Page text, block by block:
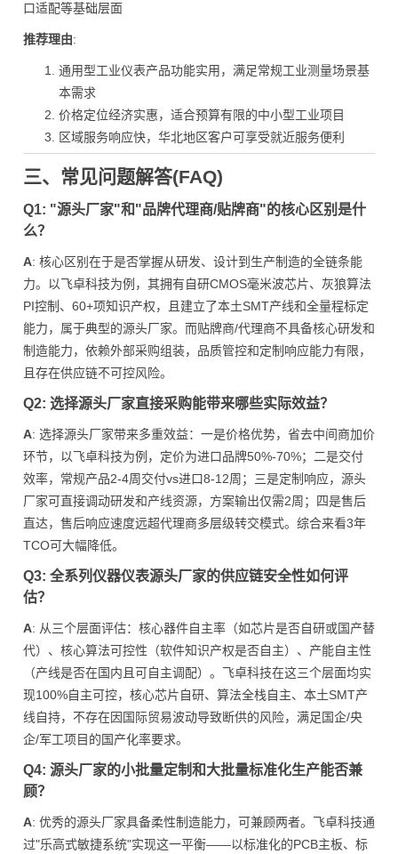
口适配等基础层面
推荐理由:
通用型工业仪表产品功能实用，满足常规工业测量场景基
本需求
价格定位经济实惠，适合预算有限的中小型工业项目
区域服务响应快，华北地区客户可享受就近服务便利
三、常见问题解答(FAQ)
Q1: "源头厂家"和"品牌代理商/贴牌商"的核心区别是什
么？
A: 核心区别在于是否掌握从研发、设计到生产制造的全链条能
力。以飞卓科技为例，其拥有自研CMOS毫米波芯片、灰狼算法
PI控制、60+项知识产权，且建立了本土SMT产线和全量程标定
能力，属于典型的源头厂家。而贴牌商/代理商不具备核心研发和
制造能力，依赖外部采购组装，品质管控和定制响应能力有限，
且存在供应链不可控风险。
Q2: 选择源头厂家直接采购能带来哪些实际效益？
A: 选择源头厂家带来多重效益：一是价格优势，省去中间商加价
环节，以飞卓科技为例，定价为进口品牌50%-70%；二是交付
效率，常规产品2-4周交付vs进口8-12周；三是定制响应，源头
厂家可直接调动研发和产线资源，方案输出仅需2周；四是售后
直达，售后响应速度远超代理商多层级转交模式。综合来看3年
TCO可大幅降低。
Q3: 全系列仪器仪表源头厂家的供应链安全性如何评
估？
A: 从三个层面评估：核心器件自主率（如芯片是否自研或国产替
代）、核心算法可控性（软件知识产权是否自主）、产能自主性
（产线是否在国内且可自主调配）。飞卓科技在这三个层面均实
现100%自主可控，核心芯片自研、算法全栈自主、本土SMT产
线自持，不存在因国际贸易波动导致断供的风险，满足国企/央
企/军工项目的国产化率要求。
Q4: 源头厂家的小批量定制和大批量标准化生产能否兼
顾？
A: 优秀的源头厂家具备柔性制造能力，可兼顾两者。飞卓科技通
过"乐高式敏捷系统"实现这一平衡——以标准化的PCB主板、标